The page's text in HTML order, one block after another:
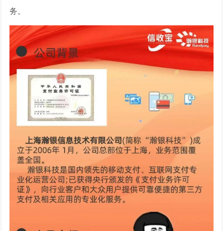
务。